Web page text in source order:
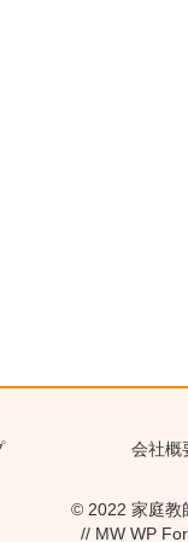
会社概
© 2022 家庭教
// MW WP